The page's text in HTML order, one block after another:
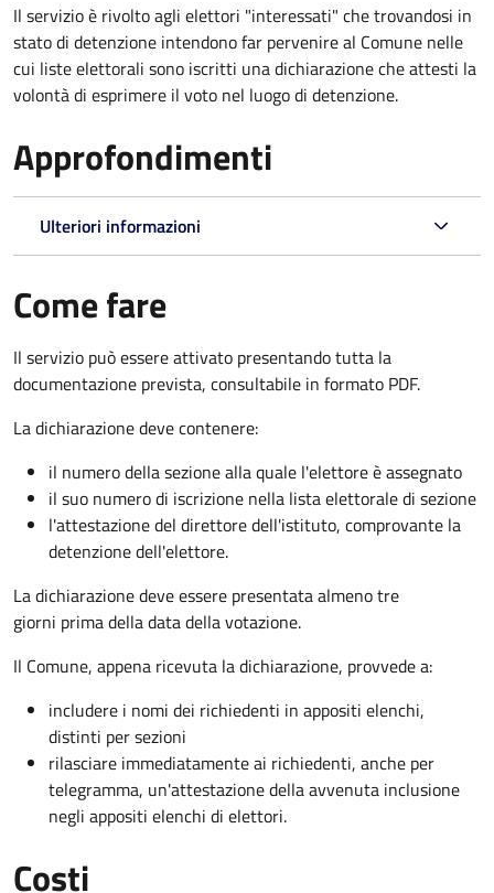
Il servizio è rivolto agli elettori "interessati" che trovandosi in
stato di detenzione intendono far pervenire al Comune nelle
cui liste elettorali sono iscritti una dichiarazione che attesti la
volontà di esprimere il voto nel luogo di detenzione.
Approfondimenti
Ulteriori informazioni
Come fare
Il servizio può essere attivato presentando tutta la
documentazione prevista, consultabile in formato PDF.
La dichiarazione deve contenere:
il numero della sezione alla quale l'elettore è assegnato
il suo numero di iscrizione nella lista elettorale di sezione
l'attestazione del direttore dell'istituto, comprovante la
detenzione dell'elettore.
La dichiarazione deve essere presentata almeno tre
giorni prima della data della votazione.
Il Comune, appena ricevuta la dichiarazione, provvede a:
includere i nomi dei richiedenti in appositi elenchi,
distinti per sezioni
rilasciare immediatamente ai richiedenti, anche per
telegramma, un'attestazione della avvenuta inclusione
negli appositi elenchi di elettori.
Costi